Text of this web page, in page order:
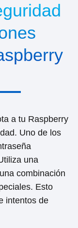
a tu Raspberry
Uno de los
una
combinación
Esto
intentos de